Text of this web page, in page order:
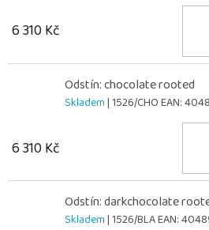
6 310 Kč
Odstín: chocolate rooted
Skladem| 1526/CHOEAN:
6 310 Kč
Odstín: darkchocolate
Skladem| 1526/BLAEAN: